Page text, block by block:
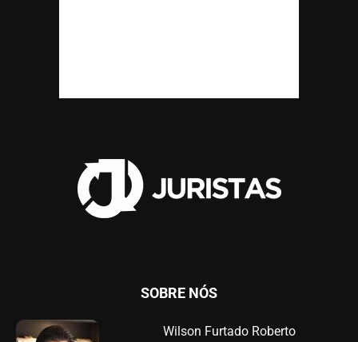
SOBRE NÓS
Wilson Furtado Roberto